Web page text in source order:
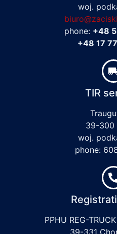
woj.
phone: +48
+48 17
TIR
39-300
woj.
phone:
PPHU REG-
39-331